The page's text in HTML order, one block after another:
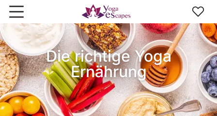
Zum Hauptinhalt springen
Die richtige Yoga
Ernährung